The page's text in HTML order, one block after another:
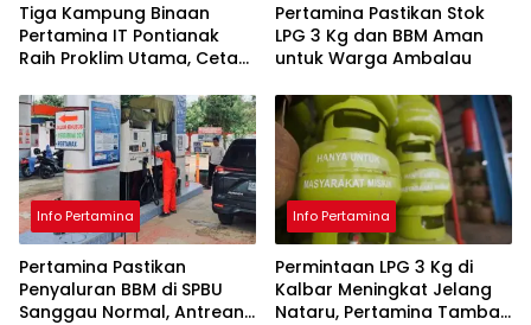
Tiga Kampung Binaan
Pertamina IT Pontianak
Raih Proklim Utama, Cetak
Pertamina Pastikan Stok
LPG 3 Kg dan BBM Aman
untuk Warga Ambalau
Info Pertamina
Pertamina Pastikan
Penyaluran BBM di SPBU
Sanggau Normal, Antrean
Info Pertamina
Permintaan LPG 3 Kg di
Kalbar Meningkat Jelang
Nataru, Pertamina Tambah